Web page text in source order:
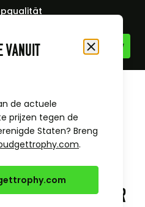
Schlüsselanhänger
vanuit
Schließen
de actuele
prijzen tegen de
Staten? Breng
.